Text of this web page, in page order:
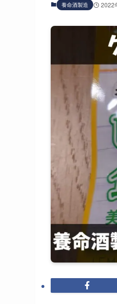
養命酒製造 2022